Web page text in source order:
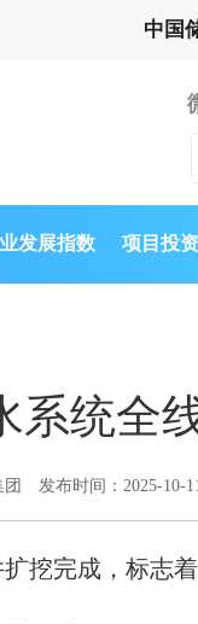
中国
发展指数 项目投
系统全
发布时间：2025-10-
挖完成，标志